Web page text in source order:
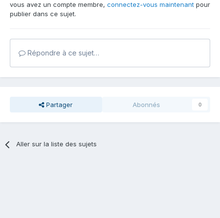
vous avez un compte membre, connectez-vous maintenant pour
publier dans ce sujet.
Répondre à ce sujet…
Partager Abonnés 0
Aller sur la liste des sujets